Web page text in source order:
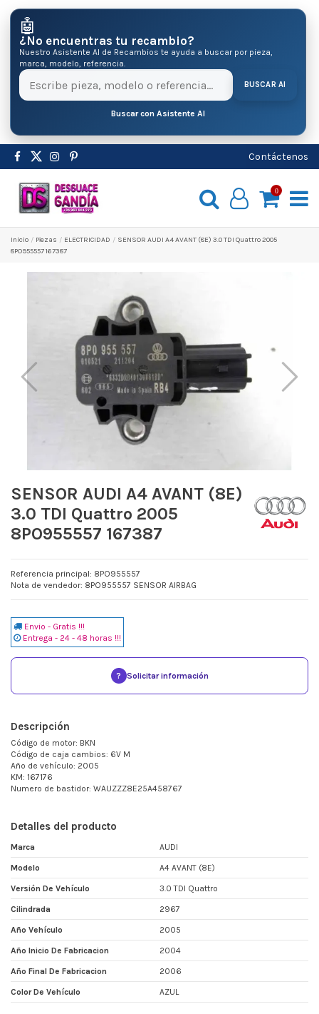
🤖
¿No encuentras tu recambio?
Nuestro Asistente AI de Recambios te ayuda a buscar por pieza,
marca, modelo, referencia.
BUSCAR AI
Buscar con Asistente AI
Contáctenos
0
Inicio Pіezas ELECTRICIDAD
SENSOR AUDI A4 AVANT (8E) 3.0 TDI Quattro 2005
8PO955557 167387
SENSOR AUDI A4 AVANT (8E)
3.0 TDI Quattro 2005
8PO955557 167387
Referencia principal: 8PO955557
Nota de vendedor: 8PO955557 SENSOR AIRBAG
Envio - Gratis !!!
Entrega - 24 - 48 horas !!!
? Solicitar información
Descripción
Código de motor: BKN
Código de caja cambios: 6V M
Año de vehículo: 2005
KM: 167176
Numero de bastidor: WAUZZZ8E25A458767
Detalles del producto
Marca AUDI
Modelo A4 AVANT (8E)
Versión De Vehículo 3.0 TDI Quattro
Cilindrada 2967
Año Vehículo 2005
Año Inicio De Fabricacion 2004
Año Final De Fabricacion 2006
Color De Vehículo AZUL